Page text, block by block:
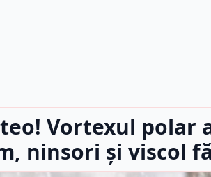
Vortexul polar
ninsori și viscol